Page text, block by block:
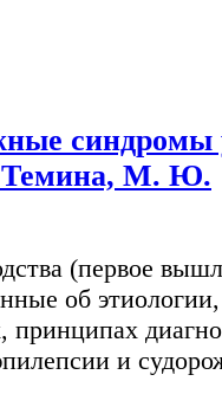
синдромы
Темина, М. Ю.
(первое
об этиологии,
принципах
и